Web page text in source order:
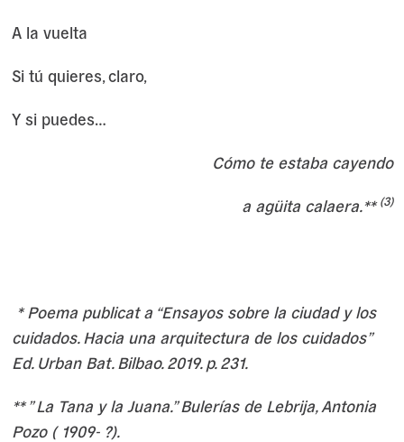
A la vuelta
Si tú quieres, claro,
Y si puedes…
Cómo te estaba cayendo
a agüita calaera.**(3)
* Poema publicat a “Ensayos sobre la ciudad y los
cuidados. Hacia una arquitectura de los cuidados”
Ed. Urban Bat. Bilbao. 2019. p. 231.
** ” La Tana y la Juana.” Bulerías de Lebrija, Antonia
Pozo ( 1909- ?).